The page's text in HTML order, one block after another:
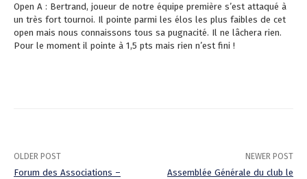
Open A : Bertrand, joueur de notre équipe première s’est attaqué à
un très fort tournoi. Il pointe parmi les élos les plus faibles de cet
open mais nous connaissons tous sa pugnacité. Il ne lâchera rien.
Pour le moment il pointe à 1,5 pts mais rien n’est fini !
OLDER POST
Forum des Associations –
NEWER POST
Assemblée Générale du club le